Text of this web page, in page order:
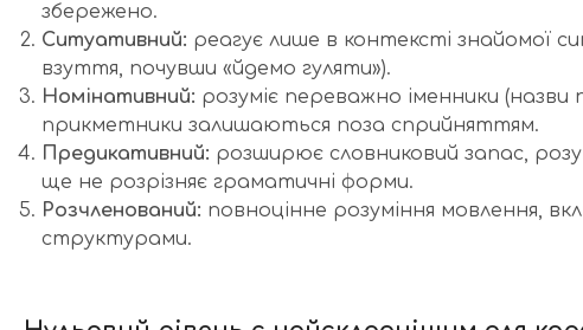
збережено.
Ситуативний: реагує лише в контексті знайомої
взуття, почувши «йдемо гуляти»).
Номінативний: розуміє переважно іменники (назви
прикметники залишаються поза сприйняттям.
Предикативний: розширює словниковий запас,
ще не розрізняє граматичні форми.
Розчленований: повноцінне розуміння мовлення,
структурами.